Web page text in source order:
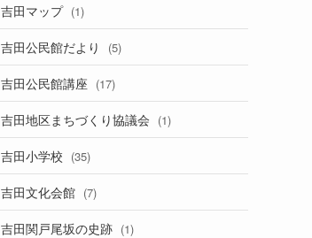
吉田マップ (1)
吉田公民館だより (5)
吉田公民館講座 (17)
吉田地区まちづくり協議会 (1)
吉田小学校 (35)
吉田文化会館 (7)
吉田関戸尾坂の史跡 (1)